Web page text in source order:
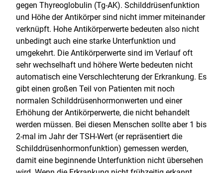
gegen Thyreoglobulin (Tg-AK). Schilddrüsenfunktion
und Höhe der Antikörper sind nicht immer miteinander
verknüpft. Hohe Antikörperwerte bedeuten also nicht
unbedingt auch eine starke Unterfunktion und
umgekehrt. Die Antikörperwerte sind im Verlauf oft
sehr wechselhaft und höhere Werte bedeuten nicht
automatisch eine Verschlechterung der Erkrankung. Es
gibt einen großen Teil von Patienten mit noch
normalen Schilddrüsenhormonwerten und einer
Erhöhung der Antikörperwerte, die nicht behandelt
werden müssen. Bei diesen Menschen sollte aber 1 bis
2-mal im Jahr der TSH-Wert (er repräsentiert die
Schilddrüsenhormonfunktion) gemessen werden,
damit eine beginnende Unterfunktion nicht übersehen